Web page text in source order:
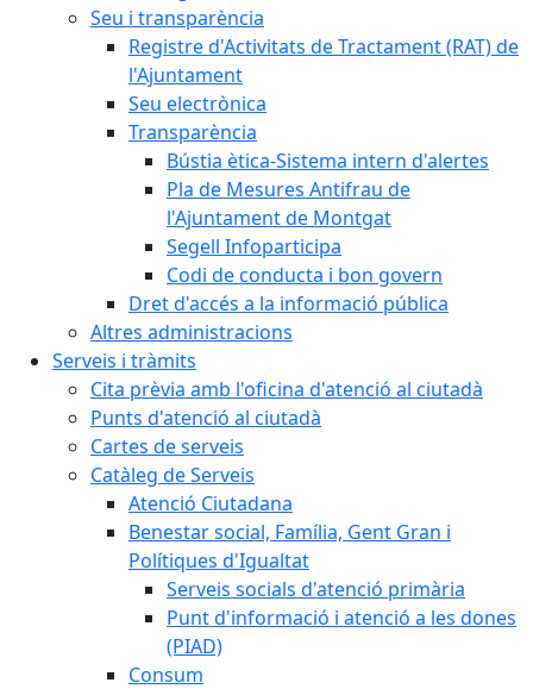
Seu i transparència
Registre d'Activitats de Tractament (RAT) de
l'Ajuntament
Seu electrònica
Transparència
Bústia ètica-Sistema intern d'alertes
Pla de Mesures Antifrau de
l'Ajuntament de Montgat
Segell Infoparticipa
Codi de conducta i bon govern
Dret d'accés a la informació pública
Altres administracions
Serveis i tràmits
Cita prèvia amb l'oficina d'atenció al ciutadà
Punts d'atenció al ciutadà
Cartes de serveis
Catàleg de Serveis
Atenció Ciutadana
Benestar social, Família, Gent Gran i
Polítiques d'Igualtat
Serveis socials d'atenció primària
Punt d'informació i atenció a les dones
(PIAD)
Consum